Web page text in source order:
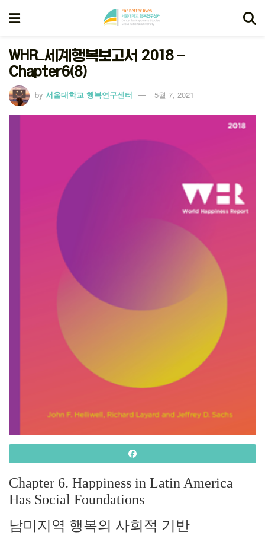
WHR_세계행복보고서 2018 –
Chapter6(8)
by 서울대학교 행복연구센터 5월 7, 2021
Chapter 6. Happiness in Latin America
Has Social Foundations
남미지역 행복의 사회적 기반